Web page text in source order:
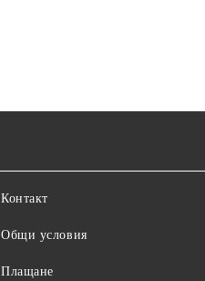
Контакт
Общи условия
Плащане